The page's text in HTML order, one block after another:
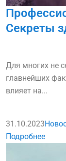
Секреты
Для многих не
главнейших
влияет на...
31.10.2023
Подробнее